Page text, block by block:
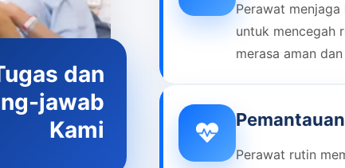
dan
jawab
Kami
Perawat
untuk mencegah
merasa aman
Perawat rutin